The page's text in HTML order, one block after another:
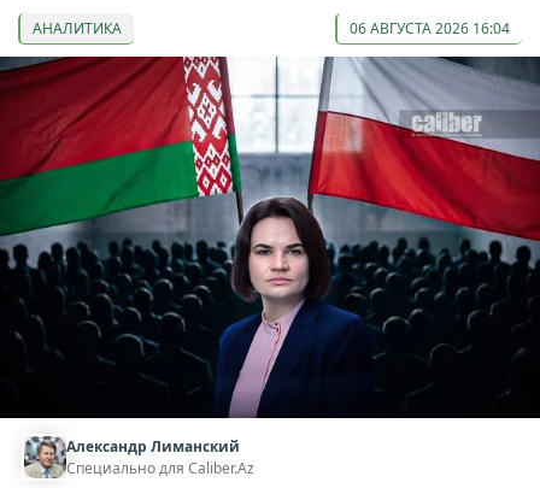
АНАЛИТИКА 06 АВГУСТА 2026 16:04
Александр Лиманский
Специально для Caliber.Az